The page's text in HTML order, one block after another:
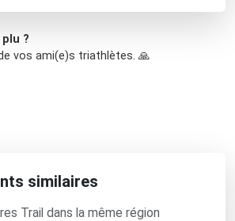
?
vos ami(e)s triathlètes. 🙏
similaires
Trail dans la même région